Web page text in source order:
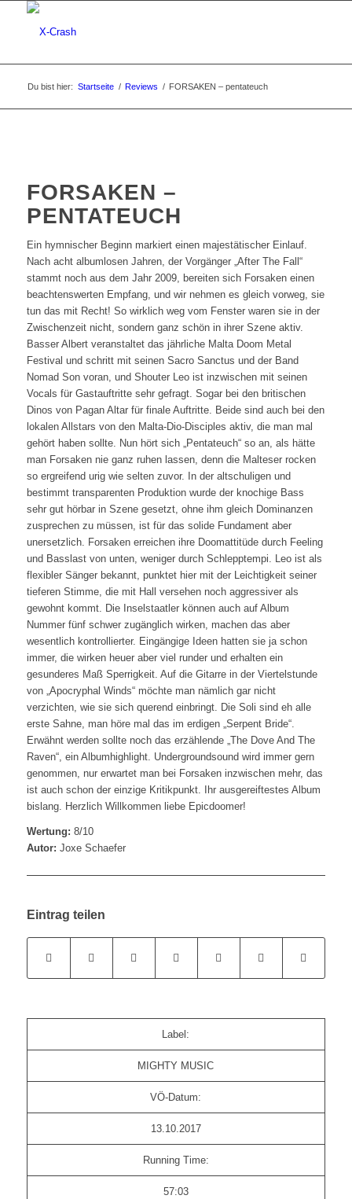
Du bist hier: Startseite / Reviews / FORSAKEN – pentateuch
FORSAKEN –
PENTATEUCH
Ein hymnischer Beginn markiert einen majestätischer Einlauf.
Nach acht albumlosen Jahren, der Vorgänger „After The Fall“
stammt noch aus dem Jahr 2009, bereiten sich Forsaken einen
beachtenswerten Empfang, und wir nehmen es gleich vorweg, sie
tun das mit Recht! So wirklich weg vom Fenster waren sie in der
Zwischenzeit nicht, sondern ganz schön in ihrer Szene aktiv.
Basser Albert veranstaltet das jährliche Malta Doom Metal
Festival und schritt mit seinen Sacro Sanctus und der Band
Nomad Son voran, und Shouter Leo ist inzwischen mit seinen
Vocals für Gastauftritte sehr gefragt. Sogar bei den britischen
Dinos von Pagan Altar für finale Auftritte. Beide sind auch bei den
lokalen Allstars von den Malta-Dio-Disciples aktiv, die man mal
gehört haben sollte. Nun hört sich „Pentateuch“ so an, als hätte
man Forsaken nie ganz ruhen lassen, denn die Malteser rocken
so ergreifend urig wie selten zuvor. In der altschuligen und
bestimmt transparenten Produktion wurde der knochige Bass
sehr gut hörbar in Szene gesetzt, ohne ihm gleich Dominanzen
zusprechen zu müssen, ist für das solide Fundament aber
unersetzlich. Forsaken erreichen ihre Doomattitüde durch Feeling
und Basslast von unten, weniger durch Schlepptempi. Leo ist als
flexibler Sänger bekannt, punktet hier mit der Leichtigkeit seiner
tieferen Stimme, die mit Hall versehen noch aggressiver als
gewohnt kommt. Die Inselstaatler können auch auf Album
Nummer fünf schwer zugänglich wirken, machen das aber
wesentlich kontrollierter. Eingängige Ideen hatten sie ja schon
immer, die wirken heuer aber viel runder und erhalten ein
gesunderes Maß Sperrigkeit. Auf die Gitarre in der Viertelstunde
von „Apocryphal Winds“ möchte man nämlich gar nicht
verzichten, wie sie sich querend einbringt. Die Soli sind eh alle
erste Sahne, man höre mal das im erdigen „Serpent Bride“.
Erwähnt werden sollte noch das erzählende „The Dove And The
Raven“, ein Albumhighlight. Undergroundsound wird immer gern
genommen, nur erwartet man bei Forsaken inzwischen mehr, das
ist auch schon der einzige Kritikpunkt. Ihr ausgereiftestes Album
bislang. Herzlich Willkommen liebe Epicdoomer!
Wertung: 8/10
Autor: Joxe Schaefer
Eintrag teilen
Label:
MIGHTY MUSIC
VÖ-Datum:
13.10.2017
Running Time:
57:03